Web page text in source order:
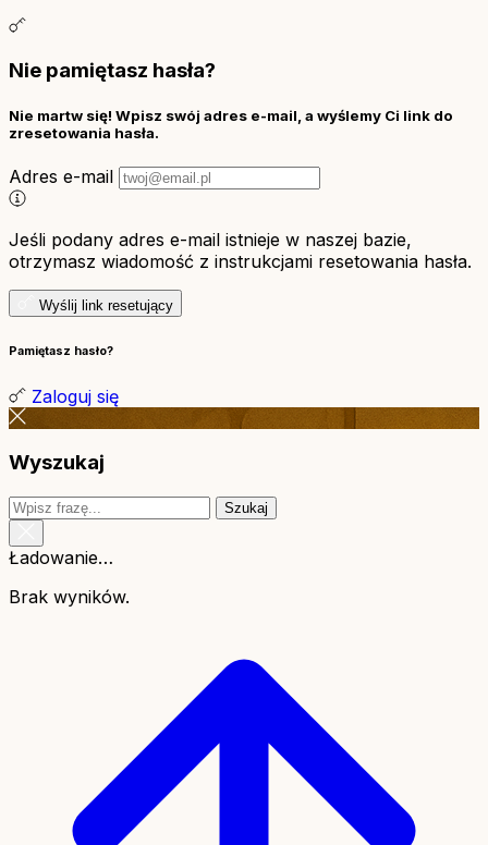
Nie pamiętasz hasła?
Nie martw się! Wpisz swój adres e-mail, a wyślemy Ci link do
zresetowania hasła.
Adres e-mail
Jeśli podany adres e-mail istnieje w naszej bazie,
otrzymasz wiadomość z instrukcjami resetowania hasła.
Wyślij link resetujący
Pamiętasz hasło?
Zaloguj się
Wyszukaj
Szukaj
Ładowanie…
Brak wyników.